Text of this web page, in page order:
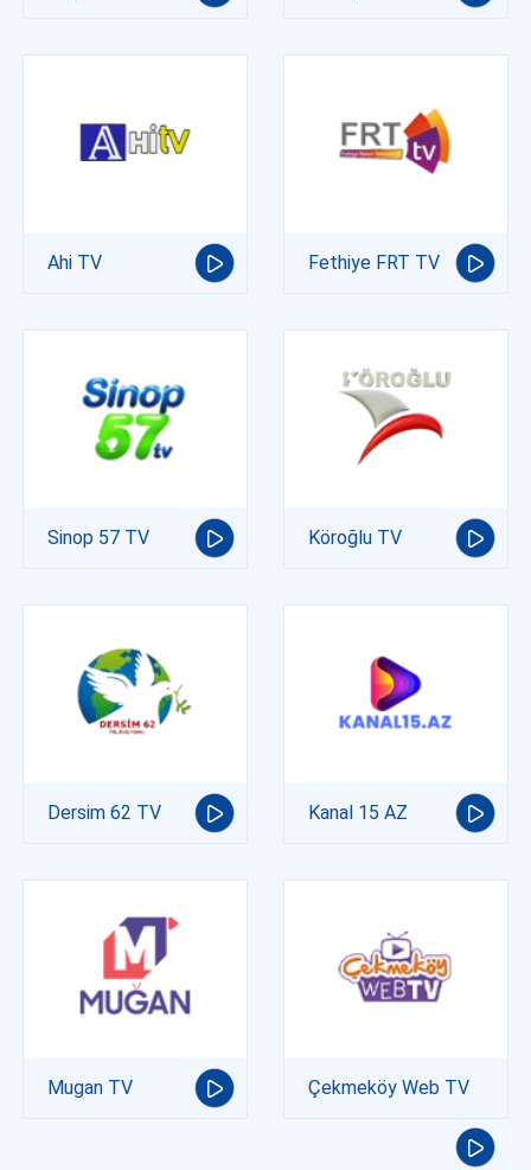
Ahi TV Fethiye FRT TV
Sinop 57 TV Köroğlu TV
Dersim 62 TV Kanal 15 AZ
Mugan TV Çekmeköy Web TV